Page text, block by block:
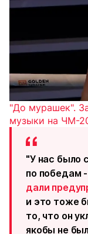
"До мурашек".
музыки на ЧМ-
"У нас было
по победам
дали
и это тоже
то, что он
якобы не